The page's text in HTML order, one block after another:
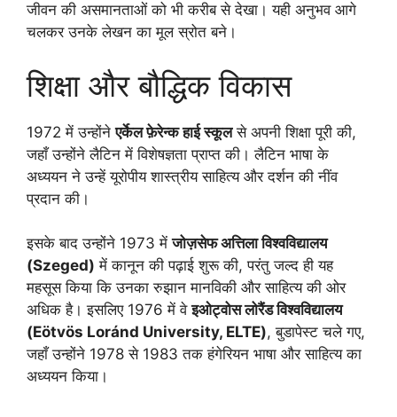
जीवन की असमानताओं को भी करीब से देखा। यही अनुभव आगे
चलकर उनके लेखन का मूल स्रोत बने।
शिक्षा और बौद्धिक विकास
1972 में उन्होंनेएर्केल फ़ेरेन्क हाई स्कूलसे अपनी शिक्षा पूरी की,
जहाँ उन्होंने लैटिन में विशेषज्ञता प्राप्त की। लैटिन भाषा के
अध्ययन ने उन्हें यूरोपीय शास्त्रीय साहित्य और दर्शन की नींव
प्रदान की।
इसके बाद उन्होंने 1973 मेंजोज़सेफ अत्तिला विश्वविद्यालय
(Szeged) में कानून की पढ़ाई शुरू की, परंतु जल्द ही यह
महसूस किया कि उनका रुझान मानविकी और साहित्य की ओर
अधिक है। इसलिए 1976 में वेइओट्वोस लोरैंड विश्वविद्यालय
(Eötvös Loránd University, ELTE), बुडापेस्ट चले गए,
जहाँ उन्होंने 1978 से 1983 तक हंगेरियन भाषा और साहित्य का
अध्ययन किया।